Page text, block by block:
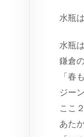
水瓶
水瓶
鎌倉
「春
ジー
ここ
あた